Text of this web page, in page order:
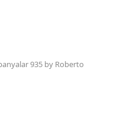
935 by Roberto